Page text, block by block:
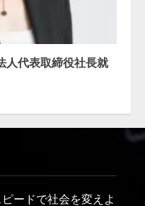
人代表取締役社長就
ードで社会を変えよ